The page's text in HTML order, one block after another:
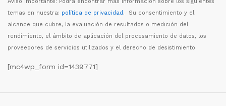
temas en nuestra: política de privacidad. Su consentimiento y el
alcance que cubre, la evaluación de resultados o medición del
rendimiento, el ámbito de aplicación del procesamiento de datos, los
proveedores de servicios utilizados y el derecho de desistimiento.
[mc4wp_form id=1439771]